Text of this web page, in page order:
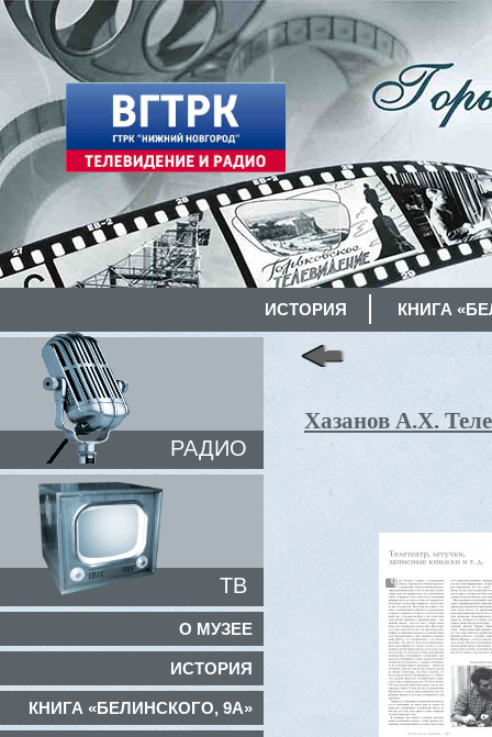
ИСТОРИЯ КНИГА
РАДИО
ТВ
О МУЗЕЕ
ИСТОРИЯ
КНИГА «БЕЛИНСКОГО, 9А»
Хазанов А.Х.